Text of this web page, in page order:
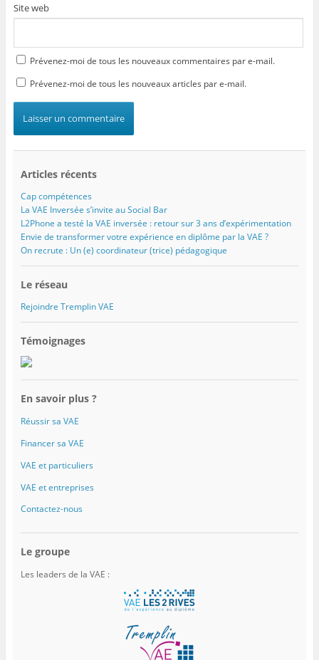
Site web
Prévenez-moi de tous les nouveaux commentaires par e-mail.
Prévenez-moi de tous les nouveaux articles par e-mail.
Articles récents
Cap compétences
La VAE Inversée s’invite au Social Bar
L2Phone a testé la VAE inversée : retour sur 3 ans d’expérimentation
Envie de transformer votre expérience en diplôme par la VAE ?
On recrute : Un (e) coordinateur (trice) pédagogique
Le réseau
Rejoindre Tremplin VAE
Témoignages
En savoir plus ?
Réussir sa VAE
Financer sa VAE
VAE et particuliers
VAE et entreprises
Contactez-nous
Le groupe
Les leaders de la VAE :